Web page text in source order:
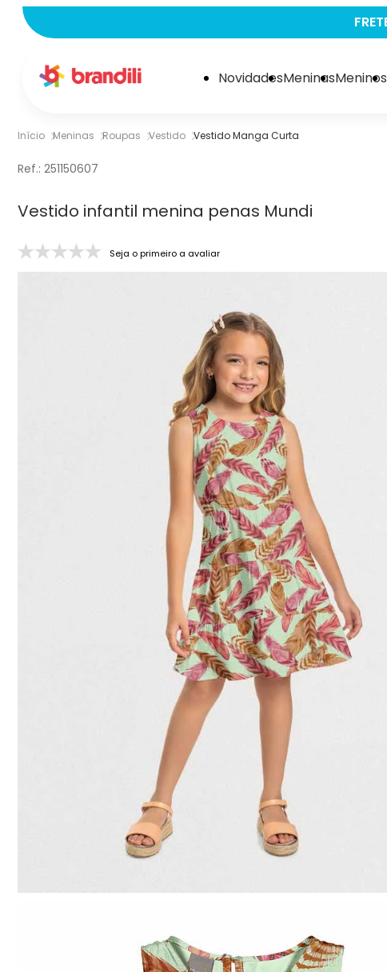
NovidadesMeninasMeninos
Início Meninas Roupas Vestido Vestido Manga Curta
Ref.: 251150607
Vestido infantil menina penas Mundi
Seja o primeiro a avaliar